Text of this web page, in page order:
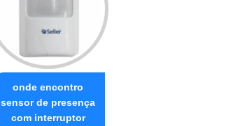
onde encontro
sensor de presença
com interruptor